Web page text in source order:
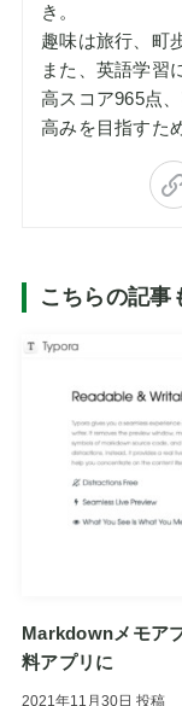
き。
趣味は旅行、町
また、英語学習
高スコア965点
高みを目指すた
こちらの記事
Markdownメモア
料アプリに
2021年11月30日 投稿